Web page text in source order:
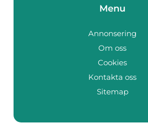
Menu
Annonsering
Om oss
Cookies
Kontakta oss
Sitemap